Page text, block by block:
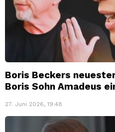
Boris Beckers
Boris Sohn Amadeus
27. Juni 2026, 19:48